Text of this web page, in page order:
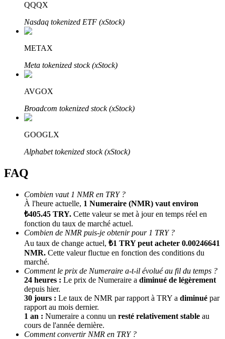
Affiliés Bitrue
Jusqu'à 65 % de commissions !
Parrainage
Invitez un ami pour recevoir des récompenses en espèces
BTC Welcome Rewards
QQQX
Nasdaq tokenized ETF (xStock)
METAX
Meta tokenized stock (xStock)
AVGOX
Broadcom tokenized stock (xStock)
GOOGLX
Alphabet tokenized stock (xStock)
FAQ
Combien vaut 1 NMR en TRY ?
À l'heure actuelle, 1 Numeraire (NMR) vaut environ
₺405.45 TRY. Cette valeur se met à jour en temps réel en
fonction du taux de marché actuel.
Combien de NMR puis-je obtenir pour 1 TRY ?
Au taux de change actuel, ₺1 TRY peut acheter 0.00246641
NMR. Cette valeur fluctue en fonction des conditions du
marché.
Comment le prix de Numeraire a-t-il évolué au fil du temps ?
24 heures : Le prix de Numeraire a diminué de légèrement
depuis hier.
30 jours : Le taux de NMR par rapport à TRY a diminué par
rapport au mois dernier.
1 an : Numeraire a connu un resté relativement stable au
cours de l'année dernière.
Comment convertir NMR en TRY ?